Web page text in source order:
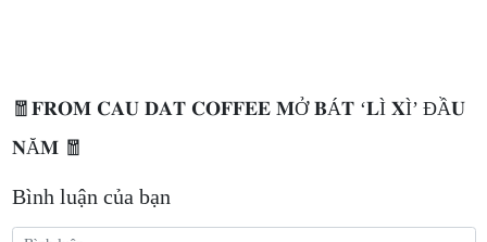
🧧𝐅𝐑𝐎𝐌 𝐂𝐀𝐔 𝐃𝐀𝐓 𝐂𝐎𝐅𝐅𝐄𝐄 𝐌Ở 𝐁Á𝐓 ‘𝐋Ì 𝐗Ì’ ĐẦ𝐔
𝐍Ă𝐌 🧧
Bình luận của bạn